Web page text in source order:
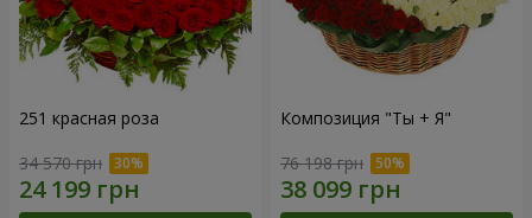
251 красная роза
34 570 грн
Композиция "Ты + Я"
76 198 грн